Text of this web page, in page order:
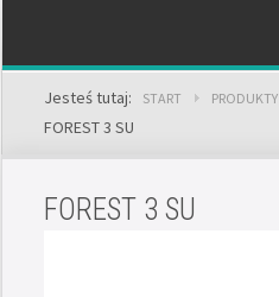
Jesteś tutaj: START PRODUKTY
FOREST 3 SU
FOREST 3 SU